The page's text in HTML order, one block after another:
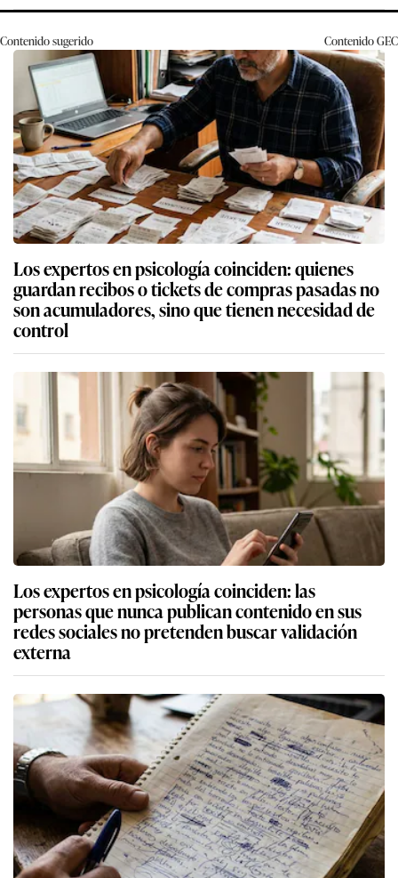
Contenido sugerido ContenidoGEC
Los expertos en psicología coinciden: quienes
guardan recibos o tickets de compras pasadas no
son acumuladores, sino que tienen necesidad de
control
Los expertos en psicología coinciden: las
personas que nunca publican contenido en sus
redes sociales no pretenden buscar validación
externa